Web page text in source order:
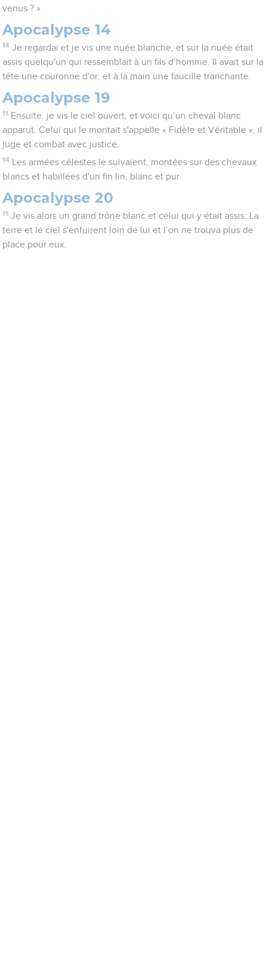
venus ? »
Apocalypse 14
14 Je regardai et je vis une nuée blanche, et sur la nuée était
assis quelqu'un qui ressemblait à un fils d’homme. Il avait sur la
tête une couronne d'or, et à la main une faucille tranchante.
Apocalypse 19
11 Ensuite, je vis le ciel ouvert, et voici qu’un cheval blanc
apparut. Celui qui le montait s'appelle « Fidèle et Véritable », il
juge et combat avec justice.
14
Les armées célestes le suivaient, montées sur des chevaux
blancs et habillées d'un fin lin, blanc et pur.
Apocalypse 20
11 Je vis alors un grand trône blanc et celui qui y était assis. La
terre et le ciel s'enfuirent loin de lui et l’on ne trouva plus de
place pour eux.